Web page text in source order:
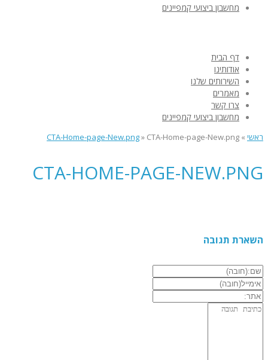
מחשבון ביצועי קמפיינים
דף הבית
אודותינו
השירותים שלנו
מאמרים
צרו קשר
מחשבון ביצועי קמפיינים
ראשי »
CTA-Home-page-New.png» CTA-Home-page-New.png
CTA-HOME-PAGE-NEW.PNG
השארת תגובה